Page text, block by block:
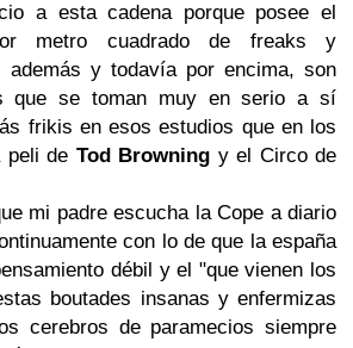
a esta cadena porque posee el
metro cuadrado de freaks y
además y todavía por encima, son
que se toman muy en serio a sí
frikis en esos estudios que en los
peli de Tod Browning y el Circo de
mi padre escucha la Cope a diario
con lo de que la españa
débil y el "que vienen los
boutades insanas y enfermizas
cerebros de paramecios siempre